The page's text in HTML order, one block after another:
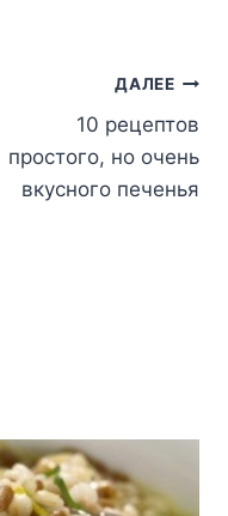
ДАЛЕЕ
10 рецептов
простого, но очень
вкусного печенья